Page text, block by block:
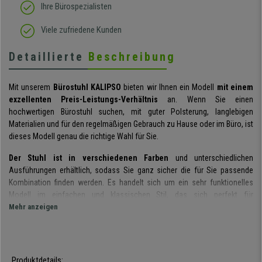
Ihre Bürospezialisten
Viele zufriedene Kunden
Detaillierte Beschreibung
Mit unserem Bürostuhl KALIPSO bieten wir Ihnen ein Modell mit einem
exzellenten Preis-Leistungs-Verhältnis an. Wenn Sie einen
hochwertigen Bürostuhl suchen, mit guter Polsterung, langlebigen
Materialien und für den regelmäßigen Gebrauch zu Hause oder im Büro, ist
dieses Modell genau die richtige Wahl für Sie.
Der Stuhl ist in verschiedenen Farben und unterschiedlichen
Ausführungen erhältlich, sodass Sie ganz sicher die für Sie passende
Kombination finden werden. Es handelt sich um ein sehr funktionelles
Modell im einfachen und klassischen Stil, das sich perfekt für
den täglichen Gebrauch im Büro oder zu Hause eignet.
Mehr anzeigen